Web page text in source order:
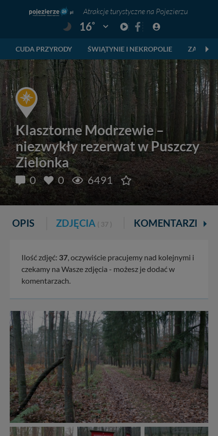
Atrakcje turystyczne na Pojezierzu
16° Pogoda: Gniezno
CUDA PRZYRODY ŚWIĄTYNIE I NEKROPOLIE ZABYTKI
Klasztorne Modrzewie –
niezwykły rezerwat w Puszczy
Zielonka
0 0 6491
OPIS ZDJĘCIA ( 37 ) KOMENTARZE
Ilość zdjęć: 37, oczywiście pracujemy nad kolejnymi i
czekamy na Wasze zdjęcia - możesz je dodać w
komentarzach.